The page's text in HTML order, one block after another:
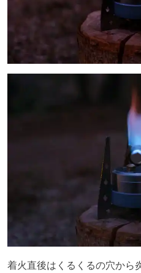
着火直後はくるくるの穴から